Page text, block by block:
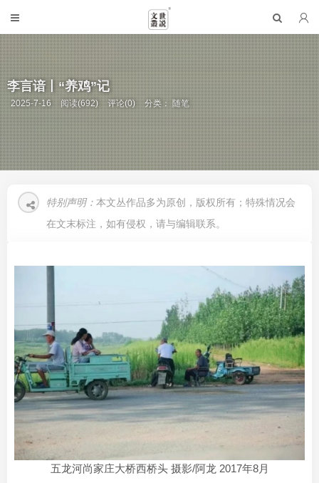
李言谙丨“养鸡”记
2025-7-16 阅读(692) 评论(0) 分类：随笔
特别声明： 本文丛作品多为原创，版权所有；特殊情况会
在文末标注，如有侵权，请与编辑联系。
五龙河尚家庄大桥西桥头 摄影/阿龙 2017年8月